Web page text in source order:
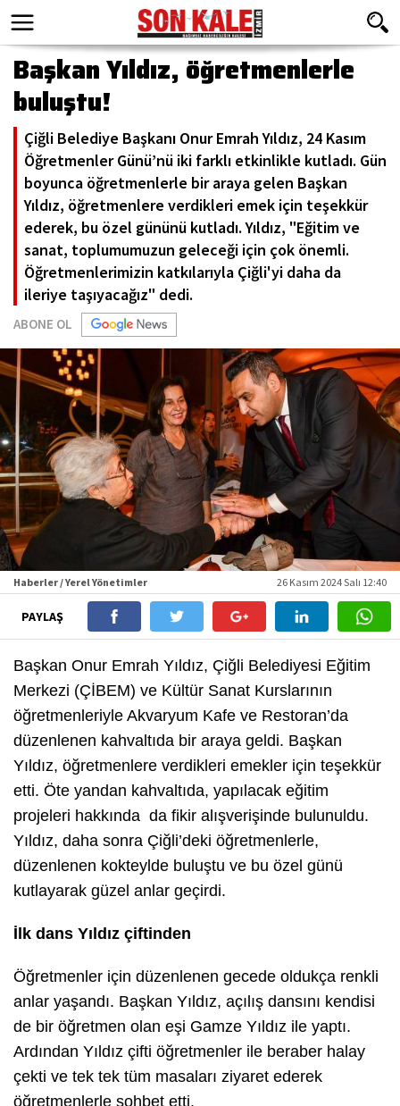
Başkan Yıldız, öğretmenlerle
buluştu!
Çiğli Belediye Başkanı Onur Emrah Yıldız, 24 Kasım
Öğretmenler Günü’nü iki farklı etkinlikle kutladı. Gün
boyunca öğretmenlerle bir araya gelen Başkan
Yıldız, öğretmenlere verdikleri emek için teşekkür
ederek, bu özel gününü kutladı. Yıldız, "Eğitim ve
sanat, toplumumuzun geleceği için çok önemli.
Öğretmenlerimizin katkılarıyla Çiğli'yi daha da
ileriye taşıyacağız" dedi.
ABONE OL
Haberler / Yerel Yönetimler 26 Kasım 2024 Salı 12:40
PAYLAŞ
Başkan Onur Emrah Yıldız, Çiğli Belediyesi Eğitim
Merkezi (ÇİBEM) ve Kültür Sanat Kurslarının
öğretmenleriyle Akvaryum Kafe ve Restoran’da
düzenlenen kahvaltıda bir araya geldi. Başkan
Yıldız, öğretmenlere verdikleri emekler için teşekkür
etti. Öte yandan kahvaltıda, yapılacak eğitim
projeleri hakkında da fikir alışverişinde bulunuldu.
Yıldız, daha sonra Çiğli’deki öğretmenlerle,
düzenlenen kokteylde buluştu ve bu özel günü
kutlayarak güzel anlar geçirdi.
İlk dans Yıldız çiftinden
Öğretmenler için düzenlenen gecede oldukça renkli
anlar yaşandı. Başkan Yıldız, açılış dansını kendisi
de bir öğretmen olan eşi Gamze Yıldız ile yaptı.
Ardından Yıldız çifti öğretmenler ile beraber halay
çekti ve tek tek tüm masaları ziyaret ederek
öğretmenlerle sohbet etti.